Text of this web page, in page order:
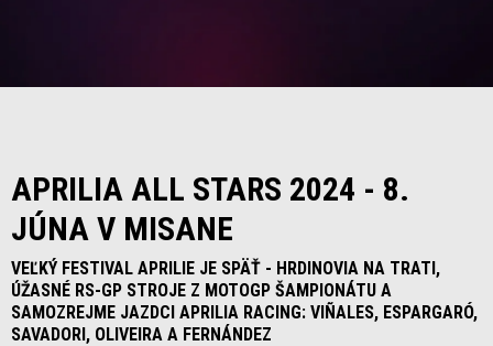
APRILIA ALL STARS 2024 - 8.
JÚNA V MISANE
VEĽKÝ FESTIVAL APRILIE JE SPÄŤ - HRDINOVIA NA TRATI,
ÚŽASNÉ RS-GP STROJE Z MOTOGP ŠAMPIONÁTU A
SAMOZREJME JAZDCI APRILIA RACING: VIÑALES, ESPARGARÓ,
SAVADORI, OLIVEIRA A FERNÁNDEZ